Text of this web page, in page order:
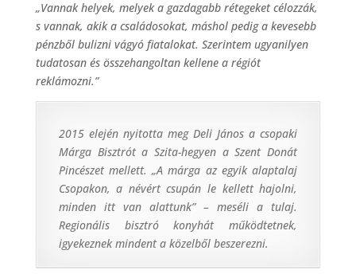
„Vannak helyek, melyek a gazdagabb rétegeket célozzák,
s vannak, akik a családosokat, máshol pedig a kevesebb
pénzből bulizni vágyó fiatalokat. Szerintem ugyanilyen
tudatosan és összehangoltan kellene a régiót
reklámozni.”
2015 elején nyitotta meg Deli János a csopaki
Márga Bisztrót a Szita-hegyen a Szent Donát
Pincészet mellett. „A márga az egyik alaptalaj
Csopakon, a névért csupán le kellett hajolni,
minden itt van alattunk” – meséli a tulaj.
Regionális bisztró konyhát működtetnek,
igyekeznek mindent a közelből beszerezni.